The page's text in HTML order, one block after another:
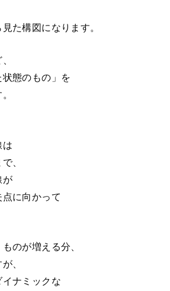
た構図になります。
状態のもの」を
は
、
が
に向かって
のが増える分、
、
ナミックな